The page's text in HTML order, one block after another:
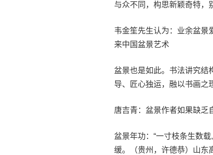
与众不同，构思新颖奇特，
韦金笙先生认为：业余盆景
来中国盆景艺术
盆景也是如此。书法讲究结
导、匠心独运，融以书画之
唐吉青：盆景作者如果缺乏
盆景年功：“一寸枝条生数
缓。（贵州，许德恭）山东